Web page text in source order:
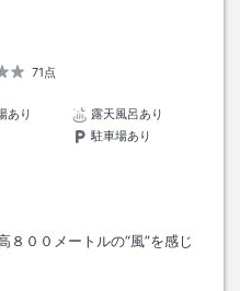
71点
あり
露天風呂あり
駐車場あり
８００メートルの“風”を感じ